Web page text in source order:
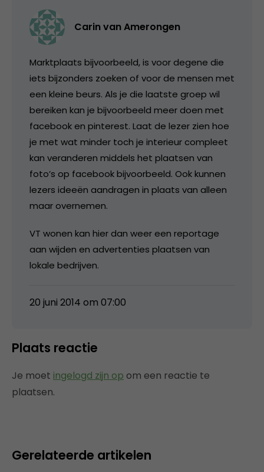
Carin van Amerongen
Marktplaats bijvoorbeeld, is voor degene die
iets bijzonders zoeken of voor de mensen met
een kleine beurs. Als je die laatste groep wil
bereiken kan je bijvoorbeeld meer doen met
facebook en pinterest. Laat de lezer zien hoe
je met wat minder toch je interieur compleet
kan veranderen middels het plaatsen van
foto’s op facebook bijvoorbeeld. Ook kunnen
lezers ideeën aandragen in plaats van alleen
maar overnemen.
VT wonen kan hier dan weer een reportage
aan wijden en advertenties plaatsen van
lokale bedrijven.
20 juni 2014 om 07:00
Plaats reactie
Je moet ingelogd zijn op om een reactie te
plaatsen.
Gerelateerde artikelen